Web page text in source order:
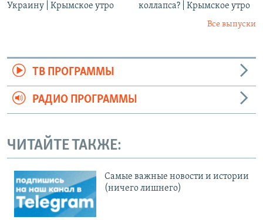
Украину | Крымское утро
коллапса? | Крымское утро
Все выпуски
ТВ ПРОГРАММЫ
РАДИО ПРОГРАММЫ
ЧИТАЙТЕ ТАКЖЕ:
Cамые важные новости и истории
(ничего лишнего)